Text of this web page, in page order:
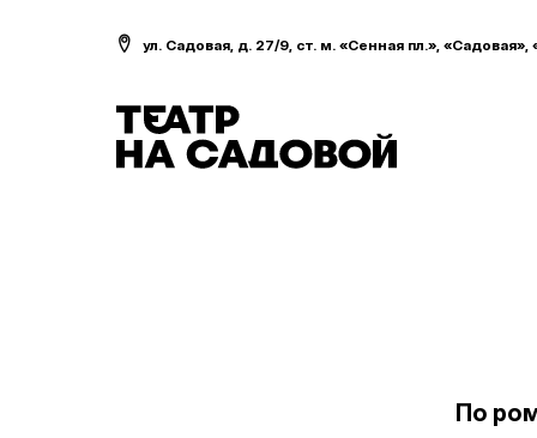
ул. Садовая, д. 27/9, ст. м. «Сенная пл.», «Садовая»,
По